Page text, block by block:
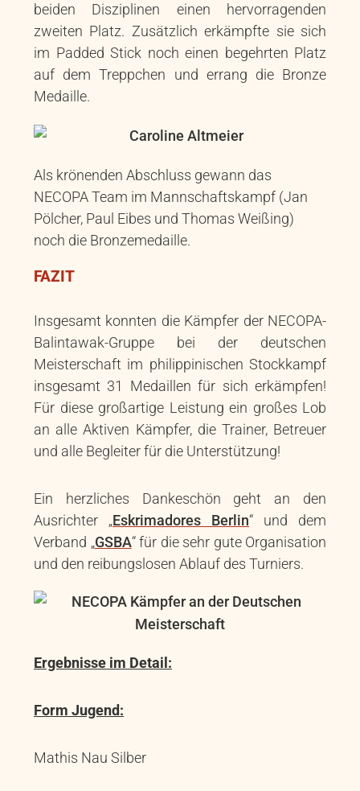
beiden Disziplinen einen hervorragenden
zweiten Platz. Zusätzlich erkämpfte sie sich
im Padded Stick noch einen begehrten Platz
auf dem Treppchen und errang die Bronze
Medaille.
Als krönenden Abschluss gewann das
NECOPA Team im Mannschaftskampf (Jan
Pölcher, Paul Eibes und Thomas Weißing)
noch die Bronzemedaille.
FAZIT
Insgesamt konnten die Kämpfer der NECOPA-
Balintawak-Gruppe bei der deutschen
Meisterschaft im philippinischen Stockkampf
insgesamt 31 Medaillen für sich erkämpfen!
Für diese großartige Leistung ein großes Lob
an alle Aktiven Kämpfer, die Trainer, Betreuer
und alle Begleiter für die Unterstützung!
Ein herzliches Dankeschön geht an den
Ausrichter „Eskrimadores Berlin“ und dem
Verband „GSBA“ für die sehr gute Organisation
und den reibungslosen Ablauf des Turniers.
Ergebnisse im Detail:
Form Jugend:
Mathis Nau Silber